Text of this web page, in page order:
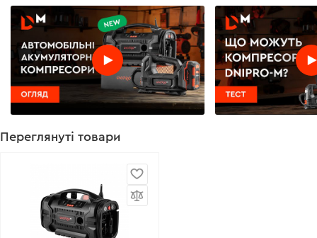
Переглянуті товари